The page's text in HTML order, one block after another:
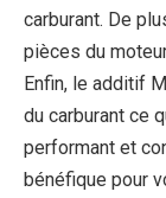
carburant. De
pièces du
Enfin, le additif
du carburant ce
performant et
bénéfique pour